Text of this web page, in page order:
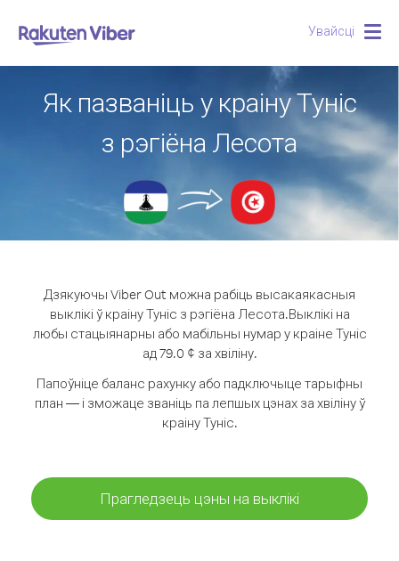
Увайсці
Як пазваніць у краіну Туніс
з рэгіёна Лесота
Дзякуючы Viber Out можна рабіць высакаякасныя
выклікі ў краіну Туніс з рэгіёна Лесота.Выклікі на
любы стацыянарны або мабільны нумар у краіне Туніс
ад 79.0 ¢ за хвіліну.
Папоўніце баланс рахунку або падключыце тарыфны
план — і зможаце званіць па лепшых цэнах за хвіліну ў
краіну Туніс.
Прагледзець цэны на выклікі